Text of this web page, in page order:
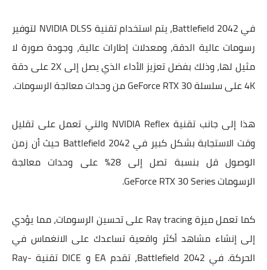
في Battlefield 2042، يتم استخدام تقنية NVIDIA DLSS لتوفير
رسومات عالية الدقة، ومعدلات إطارات عالية، وجودة صورة لا
مثيل لها، وذلك بفضل تعزيز الأداء الذي يصل إلى 2X على دقة
4K على سلسلة GeForce RTX 30 من وحدات معالجة الرسومات.
هذا إلى جانب تقنية NVIDIA Reflex والتي تعمل على تقليل
وقت الاستجابة بشكل كبير في Battlefield 2042 حيث أن زمن
الوصول قل بنسبة تصل إلى 28% على وحدات معالجة
الرسومات GeForce RTX 30 Series.
كما تعمل ميزة Ray tracing على تحسين الرسومات، مما يؤدي
إلى إنشاء مشاهد أكثر واقعية تساعدك على الانغماس في
الحركة. في Battlefield 2042، تقدم EA و DICE تقنية Ray-